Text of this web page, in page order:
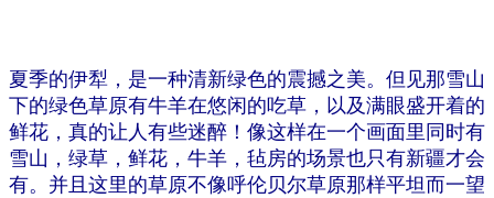
夏季的伊犁，是一种清新绿色的震撼之美。但见那雪山
下的绿色草原有牛羊在悠闲的吃草，以及满眼盛开着的
鲜花，真的让人有些迷醉！像这样在一个画面里同时有
雪山，绿草，鲜花，牛羊，毡房的场景也只有新疆才会
有。并且这里的草原不像呼伦贝尔草原那样平坦而一望